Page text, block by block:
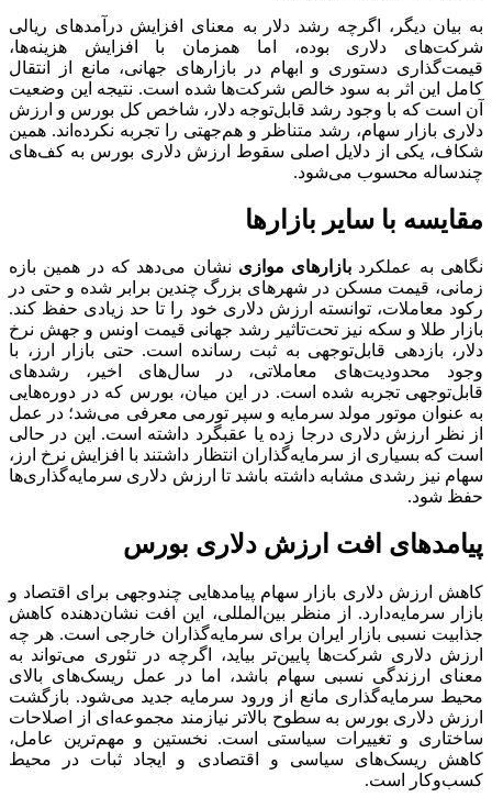
به بیان دیگر، اگرچه رشد دلار به معنای افزایش درآمدهای ریالی
شرکت‌های دلاری بوده، اما همزمان با افزایش هزینه‌ها،
قیمت‌گذاری دستوری و ابهام در بازارهای جهانی، مانع از انتقال
کامل این اثر به سود خالص شرکت‌ها شده است. نتیجه این وضعیت
آن است که با وجود رشد قابل‌توجه دلار، شاخص کل بورس و ارزش
دلاری بازار سهام، رشد متناظر و هم‌جهتی را تجربه نکرده‌اند. همین
شکاف، یکی از دلایل اصلی سقوط ارزش دلاری بورس به کف‌های
چندساله محسوب می‌شود.
مقایسه با سایر بازارها
نگاهی به عملکرد بازارهای موازی نشان می‌دهد که در همین بازه
زمانی، قیمت مسکن در شهرهای بزرگ چندین برابر شده و حتی در
رکود معاملات، توانسته ارزش دلاری خود را تا حد زیادی حفظ کند.
بازار طلا و سکه نیز تحت‌تاثیر رشد جهانی قیمت اونس و جهش نرخ
دلار، بازدهی قابل‌توجهی به ثبت رسانده است. حتی بازار ارز، با
وجود محدودیت‌های معاملاتی، در سال‌های اخیر، رشدهای
قابل‌توجهی تجربه شده است. در این میان، بورس که در دوره‌هایی
به عنوان موتور مولد سرمایه و سپر تورمی معرفی می‌شد؛ در عمل
از نظر ارزش دلاری درجا زده یا عقبگرد داشته است. این در حالی
است که بسیاری از سرمایه‌گذاران انتظار داشتند با افزایش نرخ ارز،
سهام نیز رشدی مشابه داشته باشد تا ارزش دلاری سرمایه‌گذاری‌ها
حفظ شود.
پیامدهای افت ارزش دلاری بورس
کاهش ارزش دلاری بازار سهام پیامدهایی چندوجهی برای اقتصاد و
بازار سرمایه‌دارد. از منظر بین‌المللی، این افت نشان‌دهنده کاهش
جذابیت نسبی بازار ایران برای سرمایه‌گذاران خارجی است. هر چه
ارزش دلاری شرکت‌ها پایین‌تر بیاید، اگرچه در تئوری می‌تواند به
معنای ارزندگی نسبی سهام باشد، اما در عمل ریسک‌های بالای
محیط سرمایه‌گذاری مانع از ورود سرمایه جدید می‌شود. بازگشت
ارزش دلاری بورس به سطوح بالاتر نیازمند مجموعه‌ای از اصلاحات
ساختاری و تغییرات سیاستی است. نخستین و مهم‌ترین عامل،
کاهش ریسک‌های سیاسی و اقتصادی و ایجاد ثبات در محیط
کسب‌وکار است.